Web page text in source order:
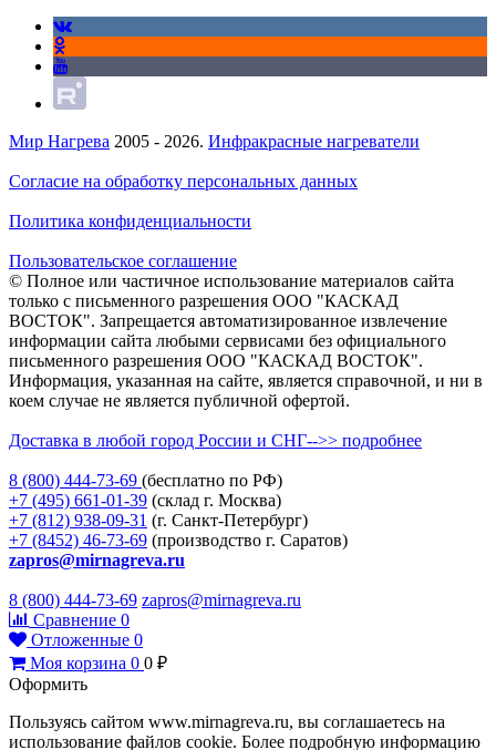
Мир Нагрева 2005 - 2026. Инфракрасные нагреватели
Согласие на обработку персональных данных
Политика конфиденциальности
Пользовательское соглашение
© Полное или частичное использование материалов сайта
только с письменного разрешения ООО "КАСКАД
ВОСТОК". Запрещается автоматизированное извлечение
информации сайта любыми сервисами без официального
письменного разрешения ООО "КАСКАД ВОСТОК".
Информация, указанная на сайте, является справочной, и ни в
коем случае не является публичной офертой.
Доставка в любой город России и СНГ-->> подробнее
8 (800) 444-73-69 (бесплатно по РФ)
+7 (495) 661-01-39 (склад г. Москва)
+7 (812) 938-09-31 (г. Санкт-Петербург)
+7 (8452) 46-73-69 (производство г. Саратов)
zapros@mirnagreva.ru
8 (800) 444-73-69 zapros@mirnagreva.ru
Сравнение 0
Отложенные 0
Моя корзина 0 0 ₽
Оформить
Пользуясь сайтом www.mirnagreva.ru, вы соглашаетесь на
использование файлов cookie. Более подробную информацию